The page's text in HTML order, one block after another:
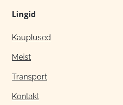
Lingid
Kauplused
Meist
Transport
Kontakt